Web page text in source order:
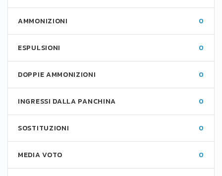
AMMONIZIONI 0
ESPULSIONI 0
DOPPIE AMMONIZIONI 0
INGRESSI DALLA PANCHINA 0
SOSTITUZIONI 0
MEDIA VOTO 0